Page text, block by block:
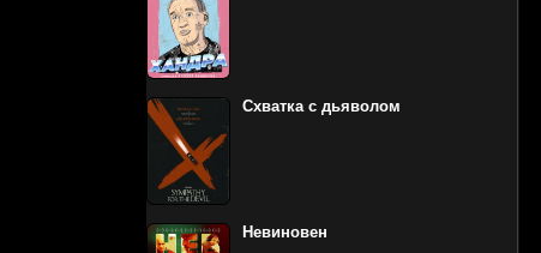
Схватка с дьяволом
Невиновен